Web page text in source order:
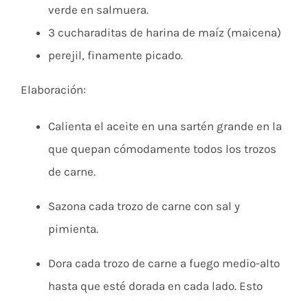
verde en salmuera.
3 cucharaditas de harina de maíz (maicena)
perejil, finamente picado.
Elaboración:
Calienta el aceite en una sartén grande en la
que quepan cómodamente todos los trozos
de carne.
Sazona cada trozo de carne con sal y
pimienta.
Dora cada trozo de carne a fuego medio-alto
hasta que esté dorada en cada lado. Esto